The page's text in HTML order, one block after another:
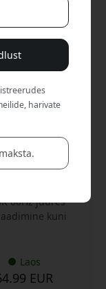
7-ühes
- Space
C multiport
60Hz juures
kuni
Laos
EUR
harivate